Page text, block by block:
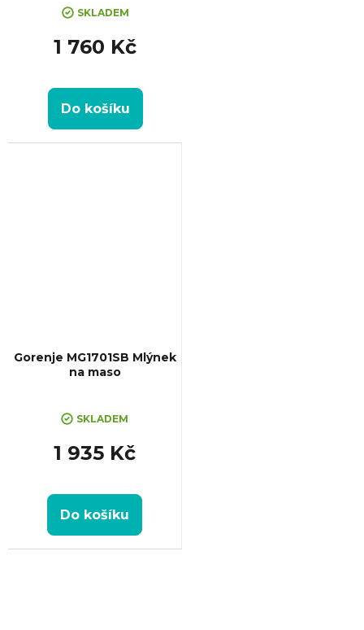
SKLADEM
1 760 Kč
Do košíku
Gorenje MG1701SB Mlýnek
na maso
SKLADEM
1 935 Kč
Do košíku